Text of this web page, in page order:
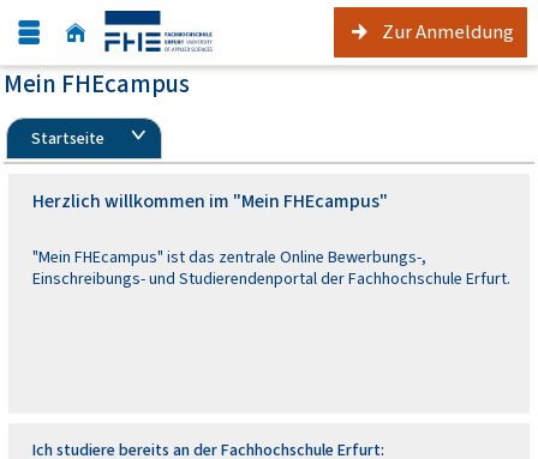
Zur Anmeldung
Mein FHEcampus
Startseite
Herzlich willkommen im "Mein FHEcampus"
"Mein FHEcampus" ist das zentrale Online Bewerbungs-,
Einschreibungs- und Studierendenportal der Fachhochschule Erfurt.
Ich studiere bereits an der Fachhochschule Erfurt: